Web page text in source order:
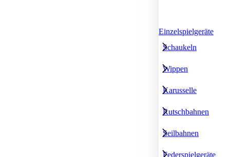
Einzelspielgeräte
Schaukeln
Wippen
Karusselle
Rutschbahnen
Seilbahnen
Federspielgeräte